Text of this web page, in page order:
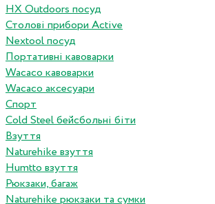
HX Outdoors посуд
Столові прибори Active
Nextool посуд
Портативні кавоварки
Wacaco кавоварки
Wacaco аксесуари
Спорт
Cold Steel бейсбольні біти
Взуття
Naturehike взуття
Humtto взуття
Рюкзаки, багаж
Naturehike рюкзаки та сумки